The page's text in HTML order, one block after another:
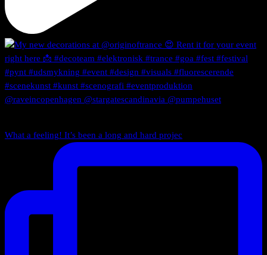
What a feeling! It’s been a long and hard projec